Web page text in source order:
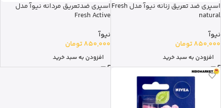
اسپری ضد تعریق زنانه نیوآ مدل Fresh
natural
نیوآ
850,000تومان
افزودن به سبد خرید
اسپری ضدتعریق مردانه نیوآ مدل
Fresh Active
نیوآ
850,000 تومان
افزودن به سبد خرید